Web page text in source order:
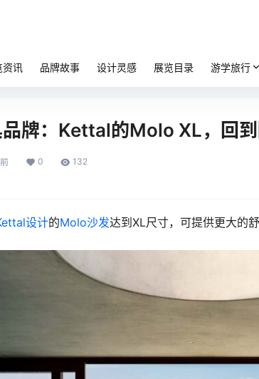
资讯 品牌故事 设计灵感 展览目录 游学旅行
牌：Kettal的Molo XL，回
0 132
设计的Molo沙发达到XL尺寸，可提供更大的